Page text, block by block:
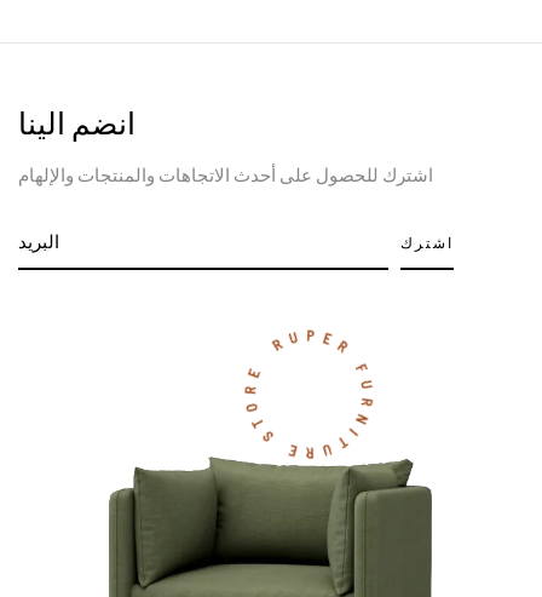
انضم الينا
اشترك للحصول على أحدث الاتجاهات والمنتجات والإلهام